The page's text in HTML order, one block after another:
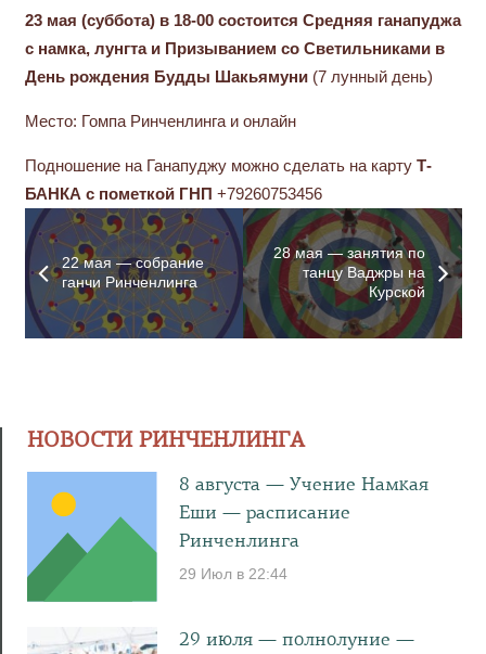
23 мая (суббота) в 18-00 состоится Средняя ганапуджа
с намка, лунгта и Призыванием со Светильниками в
День рождения Будды Шакьямуни(7 лунный день)
Место: Гомпа Ринченлинга и онлайн
Подношение на Ганапуджу можно сделать на карту Т-
БАНКА с пометкой ГНП +79260753456
22 мая — собрание
ганчи Ринченлинга
28 мая — занятия по
танцу Ваджры на
Курской
НОВОСТИ РИНЧЕНЛИНГА
8 августа — Учение Намкая
Еши — расписание
Ринченлинга
29 Июл в 22:44
29 июля — полнолуние —